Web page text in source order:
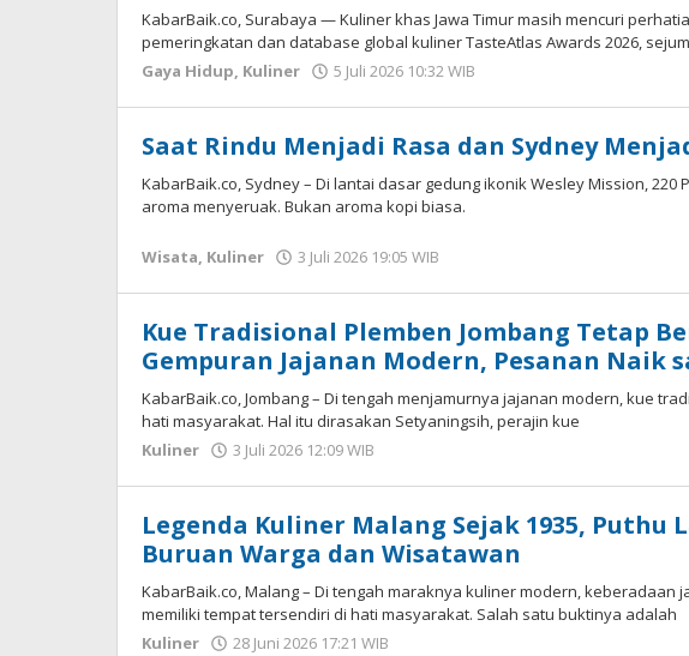
KabarBaik.co, Surabaya — Kuliner khas Jawa Timur masih mencuri
pemeringkatan dan database global kuliner TasteAtlas Awards 2026,
Gaya Hidup, Kuliner 5 Juli 2026 10:32 WIB
Saat Rindu Menjadi Rasa dan Sydney
KabarBaik.co, Sydney – Di lantai dasar gedung ikonik Wesley Mission, 220
aroma menyeruak. Bukan aroma kopi biasa.
Wisata, Kuliner 3 Juli 2026 19:05 WIB
Kue Tradisional Plemben Jombang Tetap
Gempuran Jajanan Modern, Pesanan Naik
KabarBaik.co, Jombang – Di tengah menjamurnya jajanan modern, kue
hati masyarakat. Hal itu dirasakan Setyaningsih, perajin kue
Kuliner
3 Juli 2026 12:09 WIB
Legenda Kuliner Malang Sejak 1935, Puthu
Buruan Warga dan Wisatawan
KabarBaik.co, Malang – Di tengah maraknya kuliner modern, keberadaan
memiliki tempat tersendiri di hati masyarakat. Salah satu buktinya adalah
Kuliner
28 Juni 2026 17:21 WIB